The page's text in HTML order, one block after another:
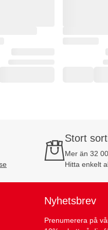
Stort
Mer än 32
Hitta enkelt
Nyhetsbrev
Prenumerera på